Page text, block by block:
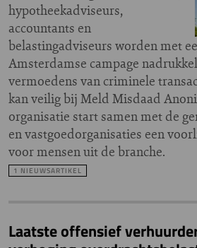
hypotheekadviseurs,
accountants en
belastingadviseurs worden met
Amsterdamse campage
vermoedens van criminele
kan veilig bij Meld Misdaad
organisatie start samen met de
en vastgoedorganisaties een
voor mensen uit de branche.
1 NIEUWSARTIKEL
Laatste offensief